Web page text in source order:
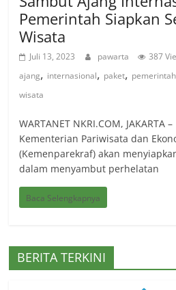
Pemerintah Siapkan
Wisata
Juli 13, 2023 pawarta 387
ajang, internasional, paket, pemerintah
wisata
WARTANET NKRI.COM,
Kementerian Pariwisata dan
(Kemenparekraf) akan
dalam menyambut perhelatan
Baca Selengkapnya
BERITA TERKINIPEMKAB
MEMELIHARA